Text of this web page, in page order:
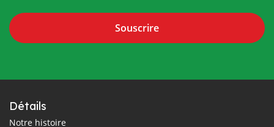
Souscrire
Détails
Notre histoire